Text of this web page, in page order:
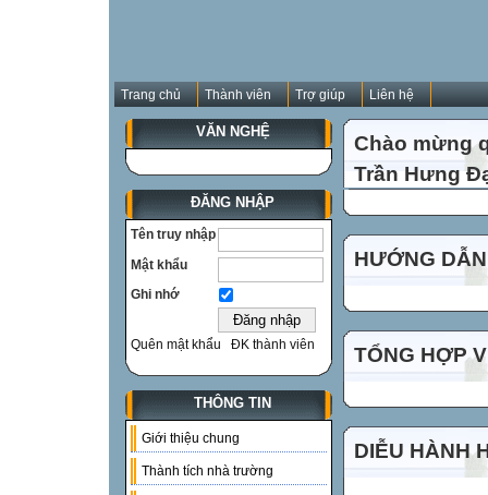
Trang chủ Thành viên Trợ giúp Liên hệ
VĂN NGHỆ
ĐĂNG NHẬP
Tên truy nhập
Mật khẩu
Ghi nhớ
Quên mật khẩu ĐK thành viên
THÔNG TIN
Giới thiệu chung
Thành tích nhà trường
Chào mừng
Trần Hưng
HƯỚNG
TỔNG HỢP
DIỄU HÀNH